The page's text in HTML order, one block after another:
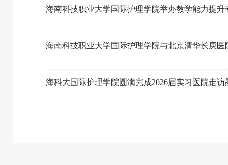
海南科技职业大学国际护理学院举办教学能力提升
海南科技职业大学国际护理学院与北京清华长庚
海科大国际护理学院圆满完成2026届实习医院走访